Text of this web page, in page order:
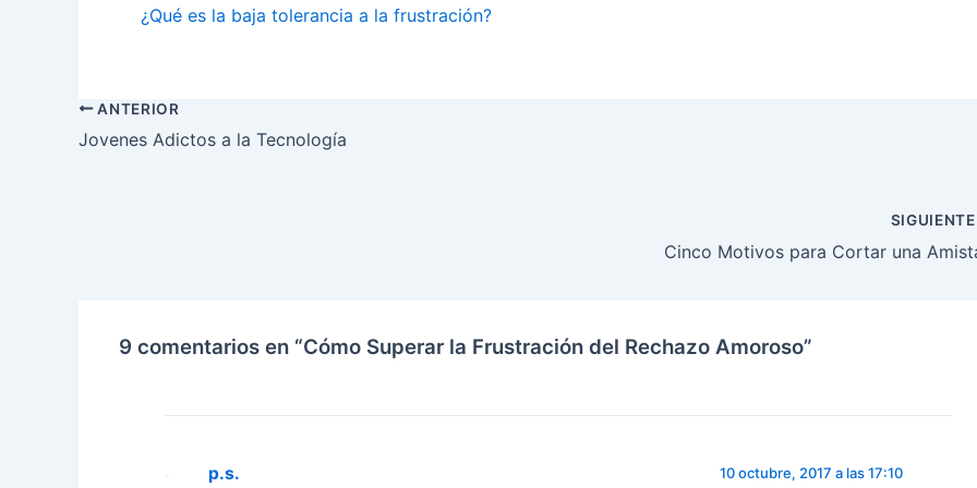
¿Qué es la baja tolerancia a la frustración?
ANTERIOR
Jovenes Adictos a la Tecnología
Cinco Motivos para Cortar una
9 comentarios en “Cómo Superar la Frustración del Rechazo Amoroso”
p.s. 10 octubre, 2017 a las 17:10